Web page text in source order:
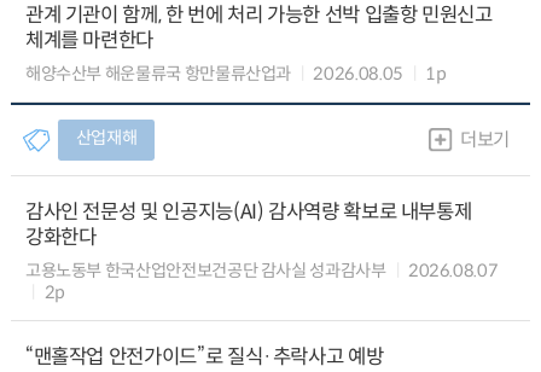
관계 기관이 함께, 한 번에 처리 가능한 선박 입출항 민원신고
체계를 마련한다
해양수산부 해운물류국 항만물류산업과 2026.08.05 1p
산업재해 더보기
감사인 전문성 및 인공지능(AI) 감사역량 확보로 내부통제
강화한다
고용노동부 한국산업안전보건공단 감사실 성과감사부
2026.08.07
2p
“맨홀작업 안전가이드”로 질식·추락사고 예방